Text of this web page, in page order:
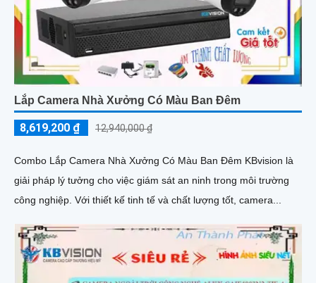
Lắp Camera Nhà Xưởng Có Màu Ban Đêm
8,619,200 ₫ 12,940,000 ₫
Combo Lắp Camera Nhà Xưởng Có Màu Ban Đêm KBvision là
giải pháp lý tưởng cho việc giám sát an ninh trong môi trường
công nghiệp. Với thiết kế tinh tế và chất lượng tốt, camera...